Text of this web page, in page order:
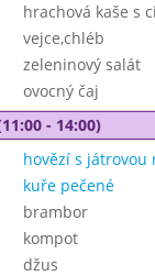
hrachová kaše s
vejce,chléb
zeleninový salát
ovocný čaj
- 14:00)
hovězí s játrovou
kuře pečené
brambor
kompot
džus